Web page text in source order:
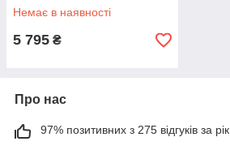
Немає в наявності
5 795 ₴
Про нас
97% позитивних з 275 відгуків за рік